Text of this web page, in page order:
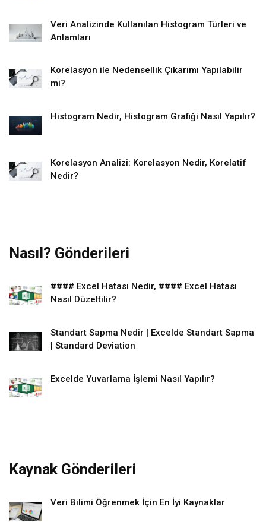
Veri Analizinde Kullanılan Histogram Türleri ve
Anlamları
Korelasyon ile Nedensellik Çıkarımı Yapılabilir
mi?
Histogram Nedir, Histogram Grafiği Nasıl Yapılır?
Korelasyon Analizi: Korelasyon Nedir, Korelatif
Nedir?
Nasıl? Gönderileri
#### Excel Hatası Nedir, #### Excel Hatası
Nasıl Düzeltilir?
Standart Sapma Nedir | Excelde Standart Sapma
| Standard Deviation
Excelde Yuvarlama İşlemi Nasıl Yapılır?
Kaynak Gönderileri
Veri Bilimi Öğrenmek İçin En İyi Kaynaklar